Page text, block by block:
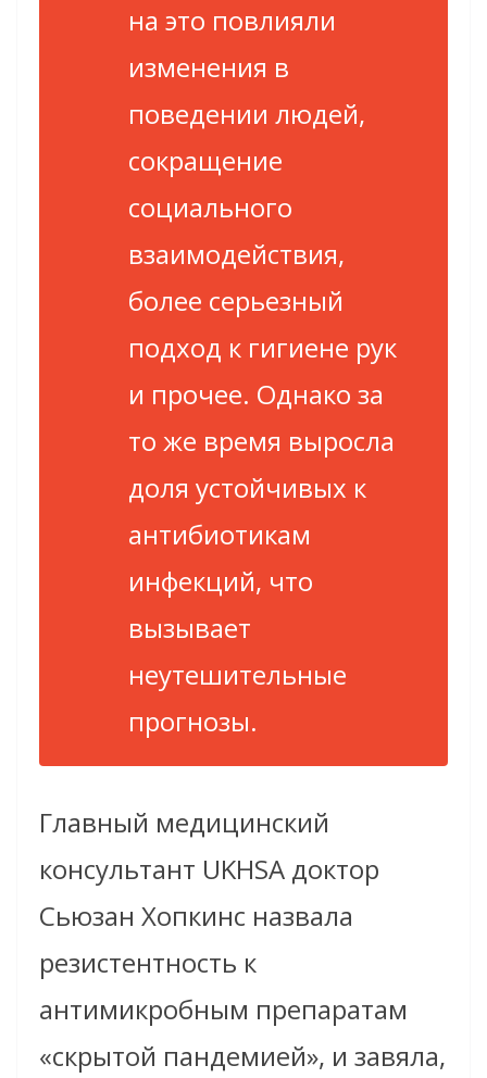
на это повлияли
изменения в
поведении людей,
сокращение
социального
взаимодействия,
более серьезный
подход к гигиене рук
и прочее. Однако за
то же время выросла
доля устойчивых к
антибиотикам
инфекций, что
вызывает
неутешительные
прогнозы.
Главный медицинский
консультант UKHSA доктор
Сьюзан Хопкинс назвала
резистентность к
антимикробным препаратам
«скрытой пандемией», и завяла,